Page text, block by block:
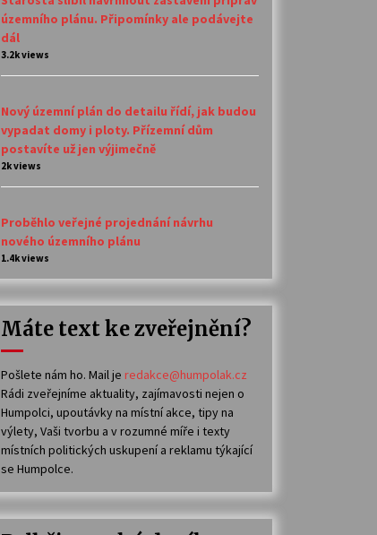
územního plánu. Připomínky ale podávejte
dál
3.2k views
Nový územní plán do detailu řídí, jak budou
vypadat domy i ploty. Přízemní dům
postavíte už jen výjimečně
2k views
Proběhlo veřejné projednání návrhu
nového územního plánu
1.4k views
Máte text ke zveřejnění?
Pošlete nám ho. Mail je redakce@humpolak.cz
Rádi zveřejníme aktuality, zajímavosti nejen o
Humpolci, upoutávky na místní akce, tipy na
výlety, Vaši tvorbu a v rozumné míře i texty
místních politických uskupení a reklamu týkající
se Humpolce.